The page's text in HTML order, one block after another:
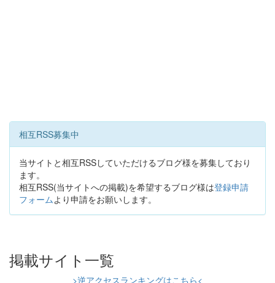
相互RSS募集中
当サイトと相互RSSしていただけるブログ様を募集しており
ます。
相互RSS(当サイトへの掲載)を希望するブログ様は登録申請
フォームより申請をお願いします。
掲載サイト一覧
>逆アクセスランキングはこちら<